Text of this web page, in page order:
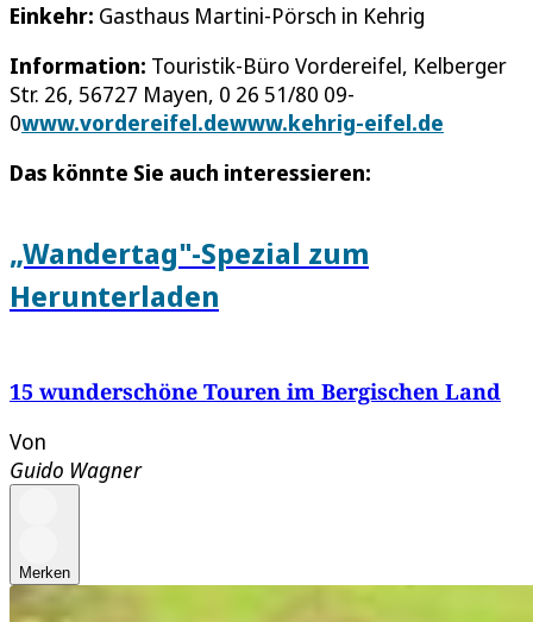
Einkehr: Gasthaus Martini-Pörsch in Kehrig
Information: Touristik-Büro Vordereifel, Kelberger
Str. 26, 56727 Mayen, 0 26 51/80 09-
0www.vordereifel.dewww.kehrig-eifel.de
Das könnte Sie auch interessieren:
„Wandertag"-Spezial zum
Herunterladen
15 wunderschöne Touren im Bergischen Land
Von
Guido Wagner
Merken